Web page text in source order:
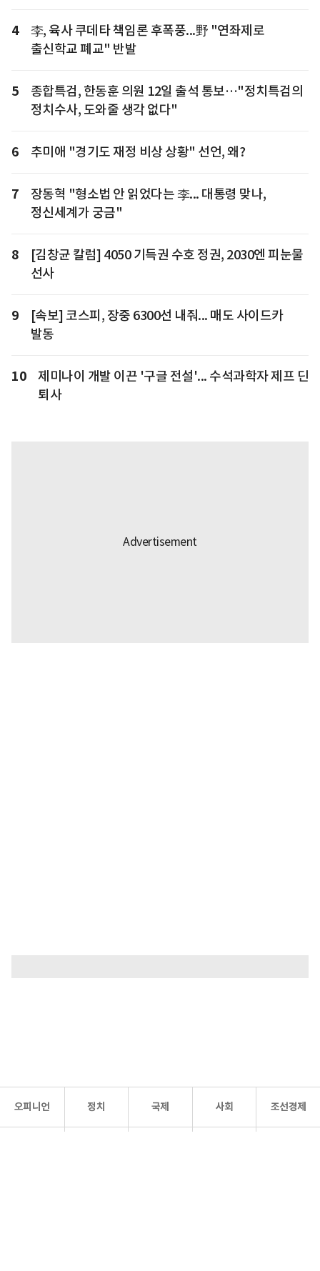
4
李, 육사 쿠데타 책임론 후폭풍...野 "연좌제로
출신학교 폐교" 반발
5
종합특검, 한동훈 의원 12일 출석 통보…"정치특검의
정치수사, 도와줄 생각 없다"
6 추미애 "경기도 재정 비상 상황" 선언, 왜?
7
장동혁 "형소법 안 읽었다는 李... 대통령 맞나,
정신세계가 궁금"
8
[김창균 칼럼] 4050 기득권 수호 정권, 2030엔 피눈물
선사
9
[속보] 코스피, 장중 6300선 내줘... 매도 사이드카
발동
10
제미나이 개발 이끈 '구글 전설'... 수석과학자 제프 딘
퇴사
오피니언 정치 국제 사회 조선경제